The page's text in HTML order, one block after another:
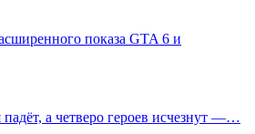
показа GTA 6 и
падёт, а четверо героев исчезнут —…